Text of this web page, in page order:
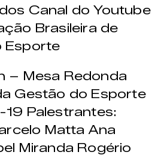
Canal do Youtube
Brasileira de
Esporte
– Mesa Redonda
Gestão do Esporte
19 Palestrantes:
Matta Ana
Miranda Rogério